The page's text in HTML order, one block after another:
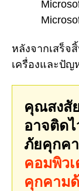
หลังจากเสร็จ
เครื่องและปัญ
คุณสงสั
อาจติด
ภัยคุกค
คอมพิว
คุกคาม